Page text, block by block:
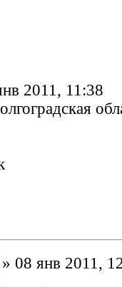
2011, 11:38
» 08 янв 2011,